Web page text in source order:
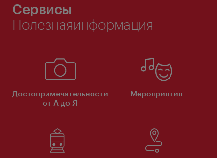
Сервисы
Полезнаяинформация
Достопримечательности
от А до Я
Мероприятия